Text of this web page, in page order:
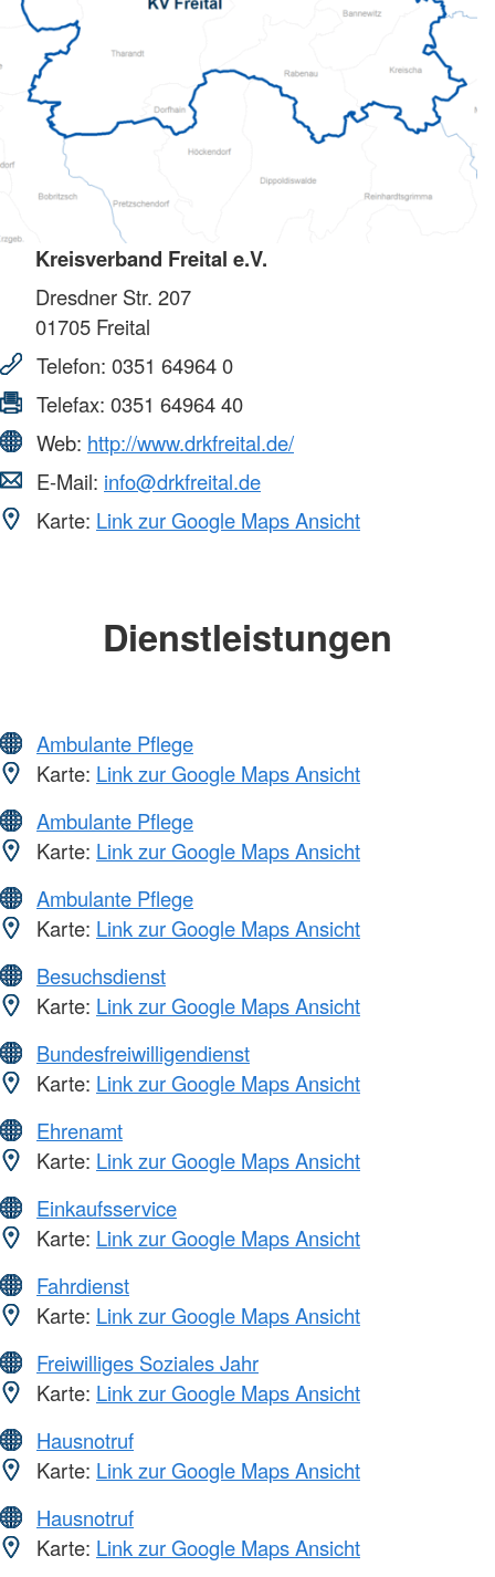
Kreisverband Freital e.V.
Dresdner Str. 207
01705 Freital
Telefon: 0351 64964 0
Telefax: 0351 64964 40
Web: http://www.drkfreital.de/
E-Mail: info@drkfreital.de
Karte: Link zur Google Maps Ansicht
Dienstleistungen
Ambulante Pflege
Karte: Link zur Google Maps Ansicht
Ambulante Pflege
Karte: Link zur Google Maps Ansicht
Ambulante Pflege
Karte: Link zur Google Maps Ansicht
Besuchsdienst
Karte: Link zur Google Maps Ansicht
Bundesfreiwilligendienst
Karte: Link zur Google Maps Ansicht
Ehrenamt
Karte: Link zur Google Maps Ansicht
Einkaufsservice
Karte: Link zur Google Maps Ansicht
Fahrdienst
Karte: Link zur Google Maps Ansicht
Freiwilliges Soziales Jahr
Karte: Link zur Google Maps Ansicht
Hausnotruf
Karte: Link zur Google Maps Ansicht
Hausnotruf
Karte: Link zur Google Maps Ansicht